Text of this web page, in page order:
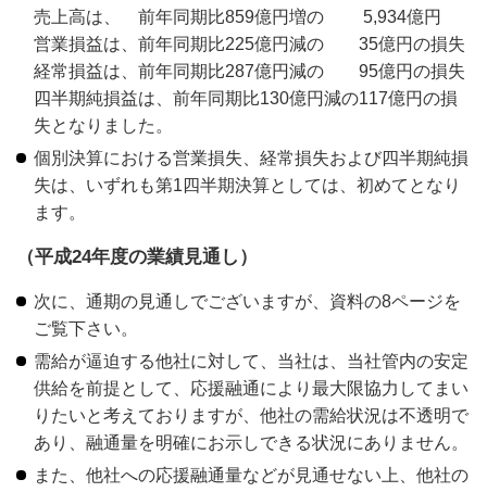
売上高は、 前年同期比859億円増の 5,934億円
営業損益は、前年同期比225億円減の 35億円の損失
経常損益は、前年同期比287億円減の 95億円の損失
四半期純損益は、前年同期比130億円減の117億円の損
失となりました。
個別決算における営業損失、経常損失および四半期純損
失は、いずれも第1四半期決算としては、初めてとなり
ます。
（平成24年度の業績見通し）
次に、通期の見通しでございますが、資料の8ページを
ご覧下さい。
需給が逼迫する他社に対して、当社は、当社管内の安定
供給を前提として、応援融通により最大限協力してまい
りたいと考えておりますが、他社の需給状況は不透明で
あり、融通量を明確にお示しできる状況にありません。
また、他社への応援融通量などが見通せない上、他社の